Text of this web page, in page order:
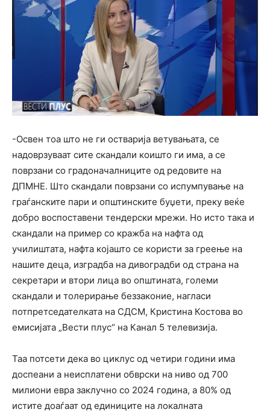
-Освен тоа што не ги остварија ветувањата, се
надоврзуваат сите скандали коишто ги има, а се
поврзани со градоначалниците од редовите на
ДПМНЕ. Што скандали поврзани со испумпување на
граѓанските пари и општинските буџети, преку веќе
добро воспоставени тендерски мрежи. Но исто така и
скандали на пример со кражба на нафта од
училиштата, нафта којашто се користи за греење на
нашите деца, изградба на дивоградби од страна на
секретари и втори лица во општината, големи
скандали и толерирање беззаконие, нагласи
потпретседателката на СДСМ, Кристина Костова во
емисијата „Вести плус“ на Канал 5 телевизија.
Таа потсети дека во циклус од четири години има
доспеани а неисплатени обврски на ниво од 700
милиони евра заклучно со 2024 година, а 80% од
истите доаѓаат од единиците на локалната